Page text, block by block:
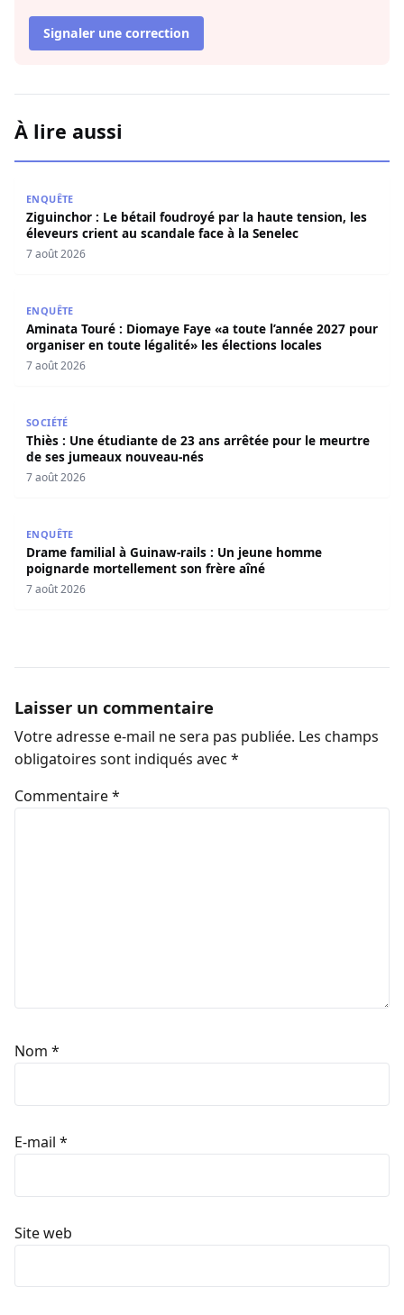
Signaler une correction
À lire aussi
ENQUÊTE
Ziguinchor : Le bétail foudroyé par la haute tension, les
éleveurs crient au scandale face à la Senelec
7 août 2026
ENQUÊTE
Aminata Touré : Diomaye Faye «a toute l’année 2027 pour
organiser en toute légalité» les élections locales
7 août 2026
SOCIÉTÉ
Thiès : Une étudiante de 23 ans arrêtée pour le meurtre
de ses jumeaux nouveau-nés
7 août 2026
ENQUÊTE
Drame familial à Guinaw-rails : Un jeune homme
poignarde mortellement son frère aîné
7 août 2026
Laisser un commentaire
Votre adresse e-mail ne sera pas publiée. Les champs
obligatoires sont indiqués avec *
Commentaire*
Nom *
E-mail *
Site web